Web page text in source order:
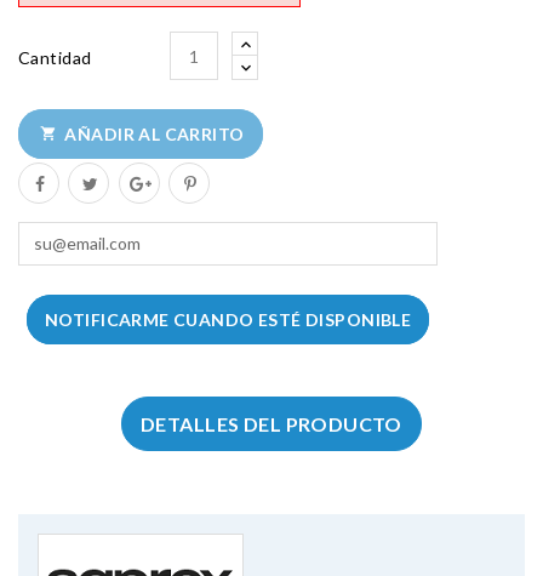
Cantidad
 AÑADIR AL CARRITO
NOTIFICARME CUANDO ESTÉ DISPONIBLE
DETALLES DEL PRODUCTO